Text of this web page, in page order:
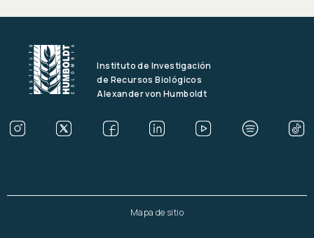
Instituto de Investigación
de Recursos Biológicos
Alexander von Humboldt
Mapa de sitio